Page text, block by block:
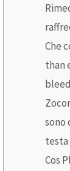
Che
than
sono
testa
Cos